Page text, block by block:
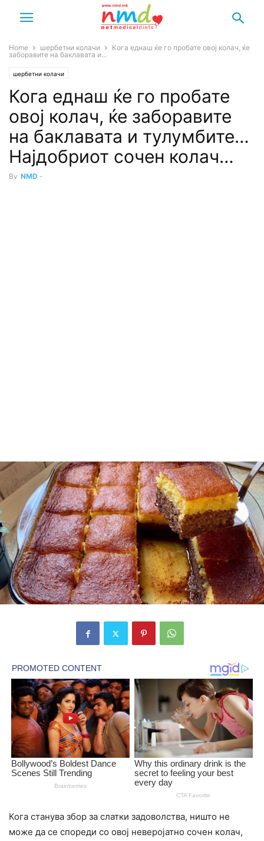
Home шербетни колачи
Кога еднаш ќе го пробате овој колач, ќе
забоpавите на баклавата и...
шербетни колачи
Кога еднаш ќе го пробате
овој колач, ќе забоpавите
на баклавата и тулумбите…
Најдобриот сочен колач…
By NMD -
Кога станува збор за слатки задоволства, ништо не
може да се спореди со овој неверојатно сочен колач,